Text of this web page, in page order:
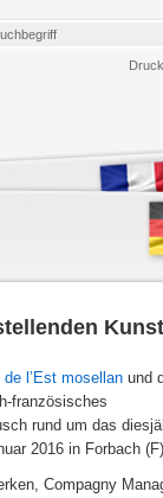
Kunst
l’Est mosellan und
französisches
rund um das
2016 in Forbach
Compagny